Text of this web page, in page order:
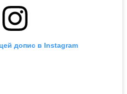
допис в Instagram